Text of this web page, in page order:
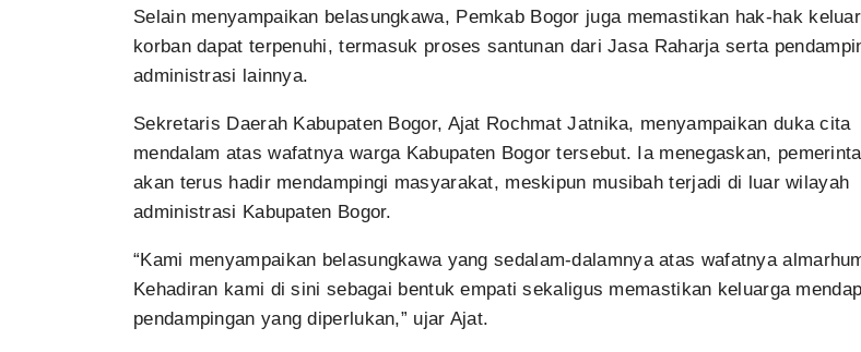
Selain menyampaikan belasungkawa, Pemkab Bogor juga memastikan hak-hak
korban dapat terpenuhi, termasuk proses santunan dari Jasa Raharja serta
administrasi lainnya.
Sekretaris Daerah Kabupaten Bogor, Ajat Rochmat Jatnika, menyampaikan duka cita
mendalam atas wafatnya warga Kabupaten Bogor tersebut. Ia menegaskan,
akan terus hadir mendampingi masyarakat, meskipun musibah terjadi di luar wilayah
administrasi Kabupaten Bogor.
“Kami menyampaikan belasungkawa yang sedalam-dalamnya atas wafatnya
Kehadiran kami di sini sebagai bentuk empati sekaligus memastikan keluarga
pendampingan yang diperlukan,” ujar Ajat.